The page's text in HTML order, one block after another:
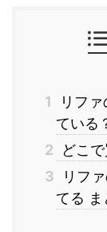
1
リフ
ている
2
どこ
3
リフ
てる ま